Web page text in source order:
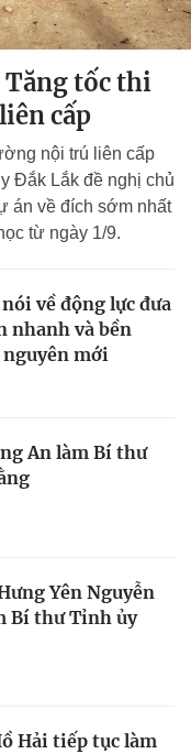
tốc thi
cấp
nội trú liên cấp
Đắk Lắk đề nghị chủ
án về đích sớm nhất
từ ngày 1/9.
về động lực đưa
và bền
mới
An làm Bí thư
Yên Nguyễn
Bí thư Tỉnh ủy
Hải tiếp tục làm